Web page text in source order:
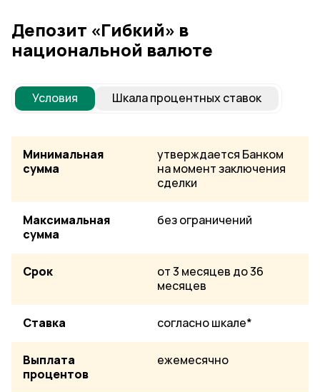
Депозит «Гибкий» в
национальной валюте
Условия Шкала процентных ставок
Минимальная
сумма
утверждается Банком
на момент заключения
сделки
Максимальная
сумма
без ограничений
Срок
от 3 месяцев до 36
месяцев
Ставка согласно шкале*
Выплата
процентов
ежемесячно